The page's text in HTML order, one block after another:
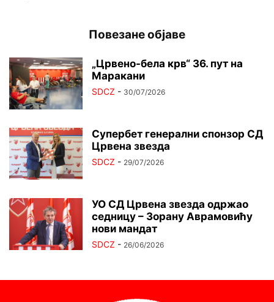
Повезане објаве
„Црвено-бела крв“ 36. пут на
Маракани
SDCZ - 30/07/2026
Супербет генерални спонзор СД
Црвена звезда
SDCZ - 29/07/2026
УО СД Црвена звезда одржао
седницу – Зорану Аврамовићу
нови мандат
SDCZ - 26/06/2026